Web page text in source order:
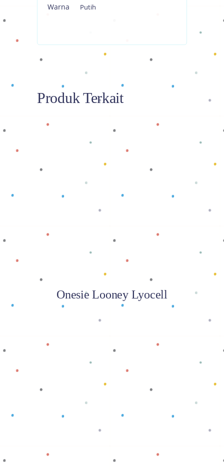
Warna Putih
Produk Terkait
Baca selengkapnya
Onesie Looney Lyocell
Baca selengkapnya